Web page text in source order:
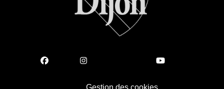
Gestion des cookies